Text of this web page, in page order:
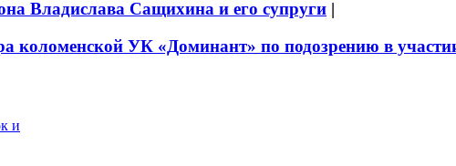
Владислава Сащихина и его супруги |
коломенской УК «Доминант» по подозрению в